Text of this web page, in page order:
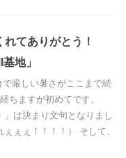
れてありがとう！
地」
厳しい暑さがここまで続
ちますが初めてです。
」は決まり文句となりまし
ぇぇ！！！！） そして、